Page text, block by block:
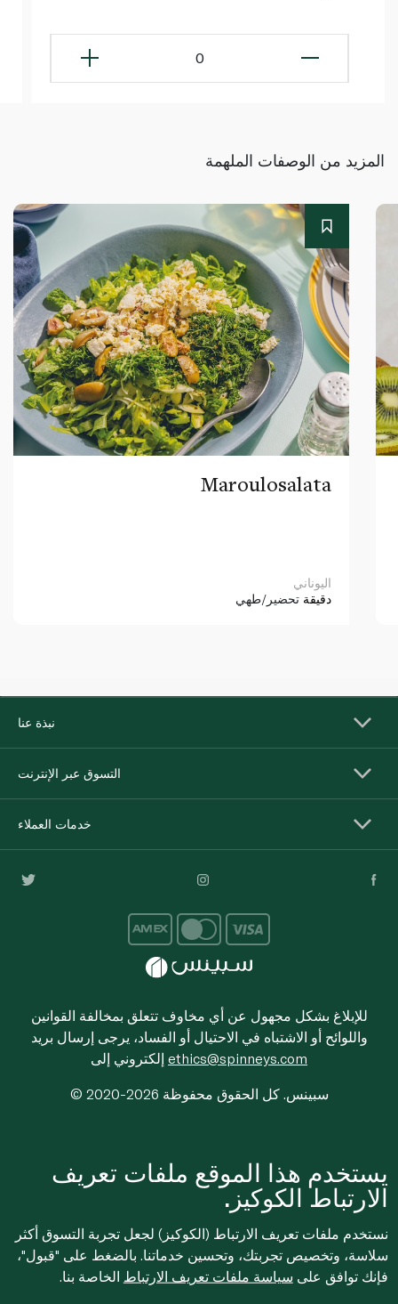
0
المزيد من الوصفات الملهمة
Maroulosalata
اليوناني
دقيقة تحضير/طهي
نبذة عنا
التسوق عبر الإنترنت
خدمات العملاء
للإبلاغ بشكل مجهول عن أي مخاوف تتعلق بمخالفة القوانين
واللوائح أو الاشتباه في الاحتيال أو الفساد، يرجى إرسال بريد
ethics@spinneys.com
© 2020-2026 سبينس. كل الحقوق محفوظة
يستخدم هذا الموقع ملفات تعريف
الارتباط الكوكيز.
نستخدم ملفات تعريف الارتباط (الكوكيز) لجعل تجربة التسوق أكثر
سلاسة، وتخصيص تجربتك، وتحسين خدماتنا. بالضغط على "قبول"،
فإنك توافق على سياسة ملفات تعريف الارتباط الخاصة بنا.